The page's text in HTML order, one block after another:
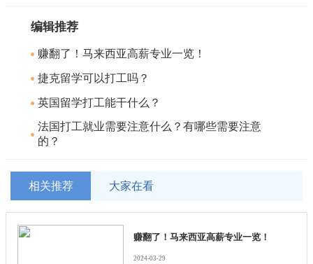
编辑推荐
赚翻了！马来西亚高薪专业一览！
捷克留学可以打工吗？
英国留学打工能干什么？
法国打工就业需要注意什么？有哪些需要注意
的？
相关推荐 大家在看
赚翻了！马来西亚高薪专业一览！
2024-03-29